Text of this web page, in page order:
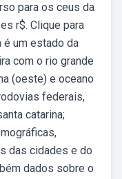
para os ceus da
r$. Clique para
é um estado da
com o rio grande
(oeste) e oceano
federais,
catarina;
das cidades e do
dados sobre o